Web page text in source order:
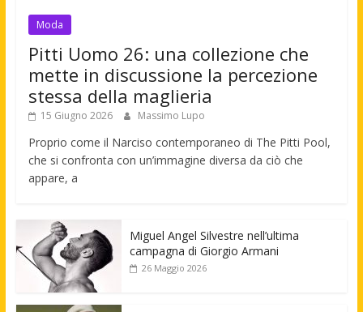
Moda
Pitti Uomo 26: una collezione che
mette in discussione la percezione
stessa della maglieria
15 Giugno 2026 Massimo Lupo
Proprio come il Narciso contemporaneo di The Pitti Pool,
che si confronta con un’immagine diversa da ciò che
appare, a
Miguel Angel Silvestre nell’ultima
campagna di Giorgio Armani
26 Maggio 2026